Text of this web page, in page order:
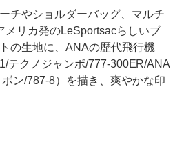
チやショルダーバッグ、マルチ
メリカ発のLeSportsacらしいブ
の生地に、ANAの歴代飛行機
テクノジャンボ/777-300ER/ANA
ン/787-8）を描き、爽やかな印